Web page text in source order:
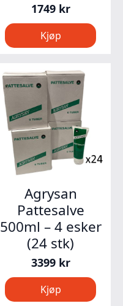
1749 kr
Kjøp
Agrysan
Pattesalve
500ml – 4 esker
(24 stk)
3399 kr
Kjøp